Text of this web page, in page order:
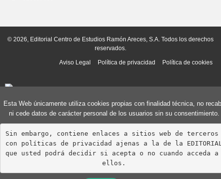
© 2026, Editorial Centro de Estudios Ramón Areces, S.A. Todos los derechos
reservados.
Aviso Legal Política de privacidad Política de cookies
Esta Web únicamente utiliza cookies propias con finalidad técnica, no
ni cede datos de carácter personal de los usuarios sin su consentimiento.
Sin embargo, contiene enlaces a sitios web de terceros
con políticas de privacidad ajenas a la de la
que usted podrá decidir si acepta o no cuando acceda a
ellos.